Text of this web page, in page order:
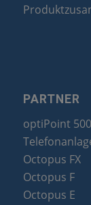
PARTNER
optiPoint 500
Octopus FX
Octopus F
Octopus E